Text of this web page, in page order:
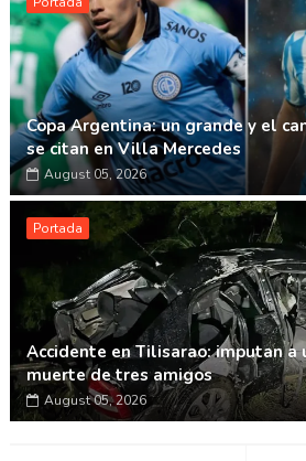
Copa Argentina: un grande y el
se citan en Villa Mercedes
August 05, 2026
Portada
Accidente en Tilisarao: imputan a
muerte de tres amigos
August 05, 2026